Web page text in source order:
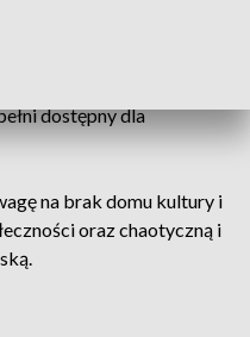
dostępny dla
na brak domu kultury i
oraz chaotyczną i